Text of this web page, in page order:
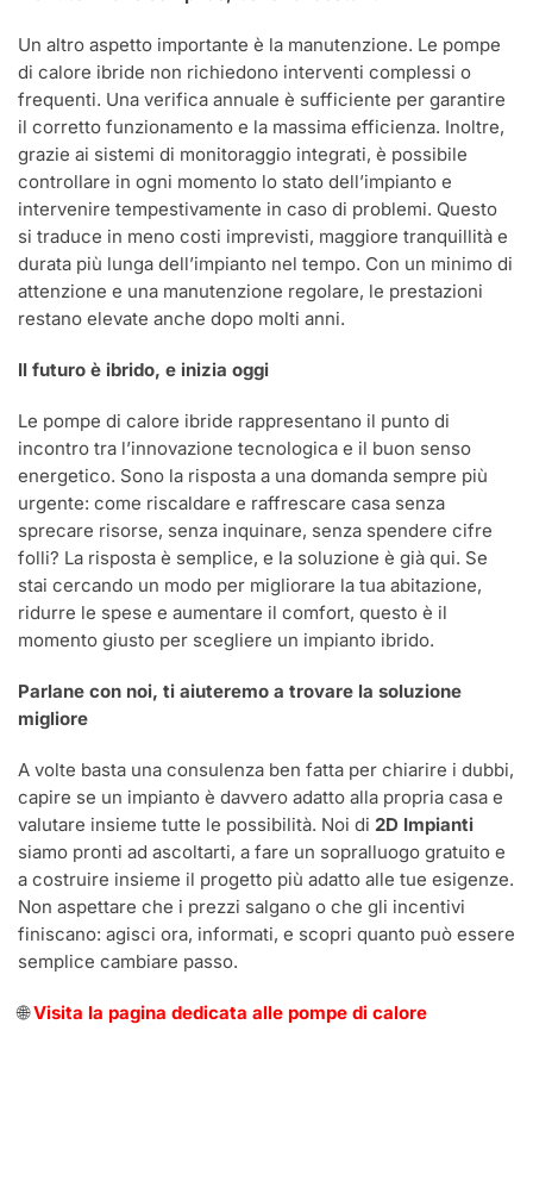
Un altro aspetto importante è la manutenzione. Le pompe
di calore ibride non richiedono interventi complessi o
frequenti. Una verifica annuale è sufficiente per garantire
il corretto funzionamento e la massima efficienza. Inoltre,
grazie ai sistemi di monitoraggio integrati, è possibile
controllare in ogni momento lo stato dell’impianto e
intervenire tempestivamente in caso di problemi. Questo
si traduce in meno costi imprevisti, maggiore tranquillità e
durata più lunga dell’impianto nel tempo. Con un minimo di
attenzione e una manutenzione regolare, le prestazioni
restano elevate anche dopo molti anni.
Il futuro è ibrido, e inizia oggi
Le pompe di calore ibride rappresentano il punto di
incontro tra l’innovazione tecnologica e il buon senso
energetico. Sono la risposta a una domanda sempre più
urgente: come riscaldare e raffrescare casa senza
sprecare risorse, senza inquinare, senza spendere cifre
folli? La risposta è semplice, e la soluzione è già qui. Se
stai cercando un modo per migliorare la tua abitazione,
ridurre le spese e aumentare il comfort, questo è il
momento giusto per scegliere un impianto ibrido.
Parlane con noi, ti aiuteremo a trovare la soluzione
migliore
A volte basta una consulenza ben fatta per chiarire i dubbi,
capire se un impianto è davvero adatto alla propria casa e
valutare insieme tutte le possibilità. Noi di 2D Impianti
siamo pronti ad ascoltarti, a fare un sopralluogo gratuito e
a costruire insieme il progetto più adatto alle tue esigenze.
Non aspettare che i prezzi salgano o che gli incentivi
finiscano: agisci ora, informati, e scopri quanto può essere
semplice cambiare passo.
🌐Visita la pagina dedicata alle pompe di calore